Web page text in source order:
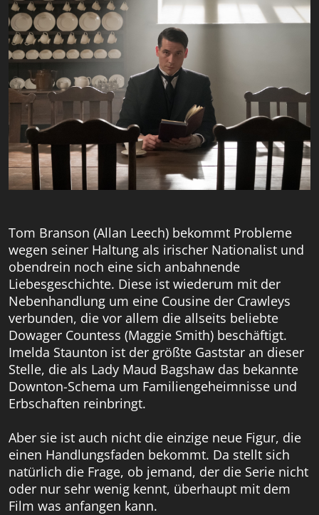
Tom Branson (Allan Leech) bekommt Probleme
wegen seiner Haltung als irischer Nationalist und
obendrein noch eine sich anbahnende
Liebesgeschichte. Diese ist wiederum mit der
Nebenhandlung um eine Cousine der Crawleys
verbunden, die vor allem die allseits beliebte
Dowager Countess (Maggie Smith) beschäftigt.
Imelda Staunton ist der größte Gaststar an dieser
Stelle, die als Lady Maud Bagshaw das bekannte
Downton-Schema um Familiengeheimnisse und
Erbschaften reinbringt.
Aber sie ist auch nicht die einzige neue Figur, die
einen Handlungsfaden bekommt. Da stellt sich
natürlich die Frage, ob jemand, der die Serie nicht
oder nur sehr wenig kennt, überhaupt mit dem
Film was anfangen kann.